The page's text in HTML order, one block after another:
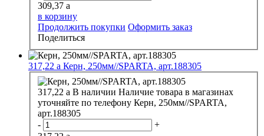
309,37 a
в корзину
Продолжить покупки Оформить заказ
Поделиться
317,22 a Керн, 250мм//SPARTA, арт.188305
317,22 a В наличии Наличие товара в магазинах
уточняйте по телефону Керн, 250мм//SPARTA,
арт.188305
-
+